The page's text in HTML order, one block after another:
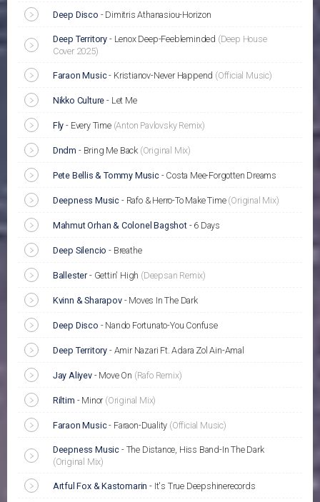
Deep Disco - Dimitris Athanasiou-Horizon
Deep Territory - Lenox Deep-Feebleminded (Deep House
Cover 2025)
Faraon Music- Kristianov-Never Happend (Official Music)
Nikko Culture - Let Me
Fly - Every Time (Anton Pavlovsky Remix)
Dndm - Bring Me Back (Original Mix)
Pete Bellis & Tommy Music- Costa Mee-Forgotten Dreams
Deepness Music - Rafo & Herro-To Make Time (Original Mix)
Mahmut Orhan & Colonel Bagshot- 6 Days
Deep Silencio - Breathe
Ballester - Gettin' High (Deepsan Remix)
Kvinn & Sharapov- Moves In The Dark
Deep Disco - Nando Fortunato-You Confuse
Deep Territory - Amir Nazari Ft. Adara Zol Ain-Amal
Jay Aliyev- Move On (Rafo Remix)
Riltim - Minor (Original Mix)
Faraon Music- Faraon-Duality (Official Music)
Deepness Music - The Distance, Hiss Band-In The Dark
(Original Mix)
Artful Fox & Kastomarin - It's True Deepshinerecords